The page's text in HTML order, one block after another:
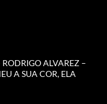
ALVAREZ –
A SUA COR, ELA